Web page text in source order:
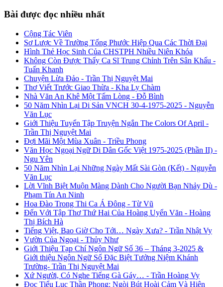
Bài được đọc nhiều nhất
Cộng Tác Viên
Sơ Lược Về Trường Tống Phước Hiệp Qua Các Thời Đại
Hình Thẻ Học Sinh Của CHSTPH Nhiều Niên Khóa
Không Còn Được Thấy Ca Sĩ Trung Chỉnh Trên Sân Khấu -
Tuấn Khanh
Chuyện Lừa Đảo - Trần Thị Nguyệt Mai
Thơ Viết Trước Giao Thừa - Kha Ly Chàm
Nhà Văn An Khê Một Tấm Lòng - Đỗ Bình
50 Năm Nhìn Lại Di Sản VNCH 30-4-1975-2025 - Nguyễn
Văn Lục
Giới Thiệu Tuyển Tập Truyện Ngắn The Colors Of April -
Trần Thị Nguyệt Mai
Đợi Mãi Một Mùa Xuân - Triều Phong
Văn Học Ngoại Ngữ Di Dân Gốc Việt 1975-2025 (Phần II) -
Ngu Yên
50 Năm Nhìn Lại Những Ngày Mất Sài Gòn (Kết) - Nguyễn
Văn Lục
Lời Vĩnh Biệt Muộn Màng Dành Cho Người Bạn Nhảy Dù -
Phạm Tín An Ninh
Hoa Đào Trong Thi Ca Á Đông - Từ Vũ
Đến Với Tập Thơ Thứ Hai Của Hoàng Uyển Văn - Hoàng
Thị Bích Hà
Tiếng Việt, Bao Giờ Cho Tới… Ngày Xưa? - Trần Nhật Vy
Vườn Của Ngoại - Thủy Như
Giới Thiệu Tạp Chí Ngôn Ngữ Số 36 – Tháng 3-2025 &
Giới thiệu Ngôn Ngữ Số Đặc Biệt Tưởng Niệm Khánh
Trường- Trần Thị Nguyệt Mai
Xứ Người, Có Nghe Tiếng Gà Gáy… - Trần Hoàng Vy
Đọc Tiểu Lục Thần Phong: Ngòi Bút Hoài Cảm Và Hiện